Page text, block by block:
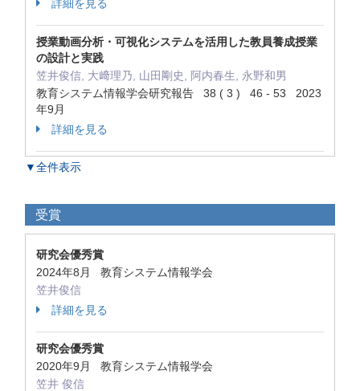
詳細を見る
授業動画分析・可視化システムを活用した教員養成授業
の設計と実践
笠井俊信, 大﨑理乃, 山田剛史, 阿内春生, 永野和男
教育システム情報学会研究報告 38 ( 3 ) 46 - 53 2023
年9月
詳細を見る
▼全件表示
受賞
研究会優秀賞
2024年8月 教育システム情報学会
笠井俊信
詳細を見る
研究会優秀賞
2020年9月 教育システム情報学会
笠井 俊信